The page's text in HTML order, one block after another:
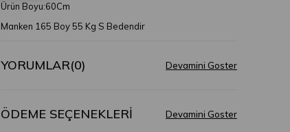
Ürün Boyu:60Cm
Manken 165 Boy 55 Kg S Bedendir
YORUMLAR(0)
ÖDEME SEÇENEKLERI